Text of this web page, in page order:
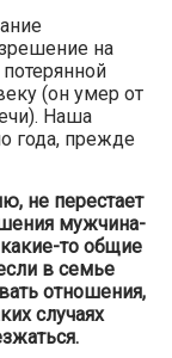
на
(он умер от
Наша
года, прежде
не перестает
мужчина-
то общие
в семье
отношения,
случаях